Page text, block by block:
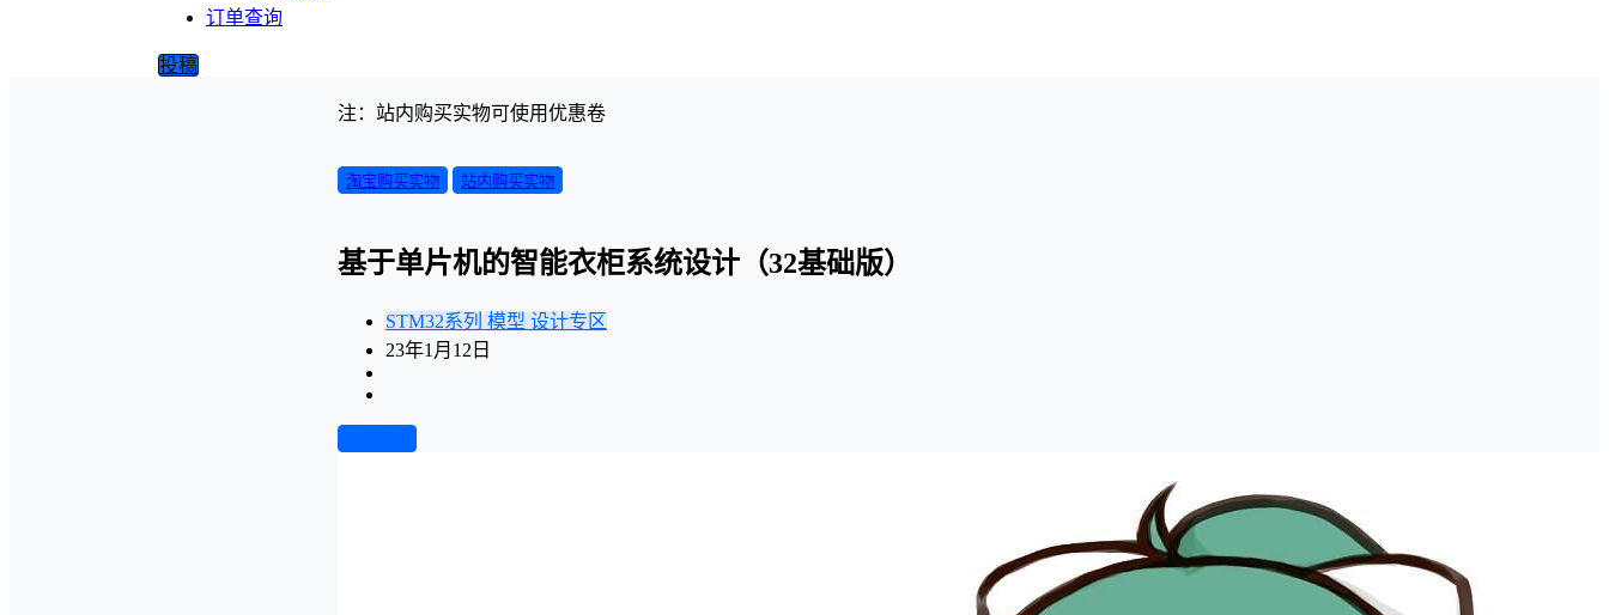
订单查询
投稿
注：站内购买实物可使用优惠卷
淘宝购买实物 站内购买实物
基于单片机的智能衣柜系统设计（32基础版）
STM32系列 模型 设计专区
23年1月12日